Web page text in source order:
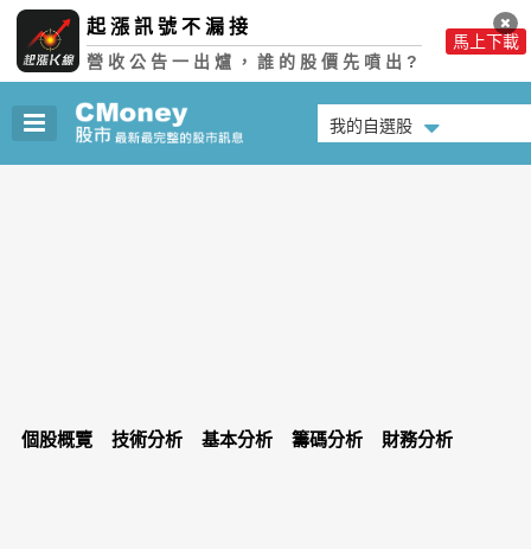
起漲訊號不漏接
營收公告一出爐，誰的股價先噴出?
馬上下載
我的自選股
個股概覽 技術分析 基本分析 籌碼分析 財務分析